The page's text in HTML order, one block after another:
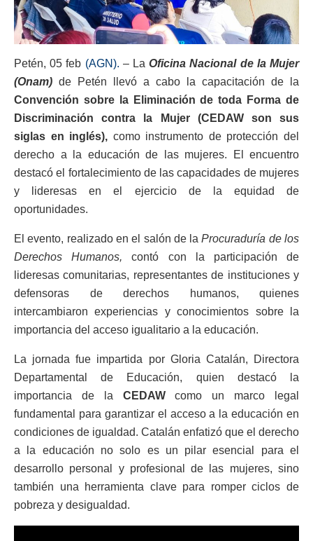
Petén, 05 feb (AGN). – LaOficina Nacional de la Mujer
(Onam) de Petén llevó a cabo la capacitación de la
Convención sobre la Eliminación de toda Forma de
Discriminación contra la Mujer (CEDAW son sus
siglas en inglés), como instrumento de protección del
derecho a la educación de las mujeres. El encuentro
destacó el fortalecimiento de las capacidades de mujeres
y lideresas en el ejercicio de la equidad de
oportunidades.
El evento, realizado en el salón de laProcuraduría de los
Derechos Humanos, contó con la participación de
lideresas comunitarias, representantes de instituciones y
defensoras de derechos humanos, quienes
intercambiaron experiencias y conocimientos sobre la
importancia del acceso igualitario a la educación.
La jornada fue impartida por Gloria Catalán, Directora
Departamental de Educación, quien destacó la
importancia de la CEDAWcomo un marco legal
fundamental para garantizar el acceso a la educación en
condiciones de igualdad. Catalán enfatizó que el derecho
a la educación no solo es un pilar esencial para el
desarrollo personal y profesional de las mujeres, sino
también una herramienta clave para romper ciclos de
pobreza y desigualdad.